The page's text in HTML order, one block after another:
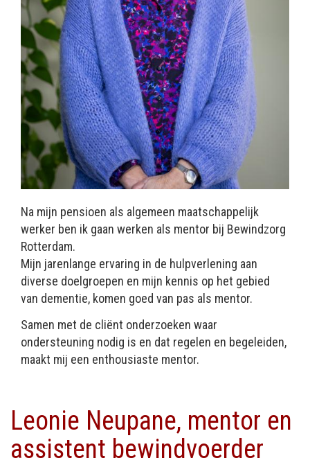
Na mijn pensioen als algemeen maatschappelijk
werker ben ik gaan werken als mentor bij Bewindzorg
Rotterdam.
Mijn jarenlange ervaring in de hulpverlening aan
diverse doelgroepen en mijn kennis op het gebied
van dementie, komen goed van pas als mentor.
Samen met de cliënt onderzoeken waar
ondersteuning nodig is en dat regelen en begeleiden,
maakt mij een enthousiaste mentor.
Leonie Neupane, mentor en
assistent bewindvoerder